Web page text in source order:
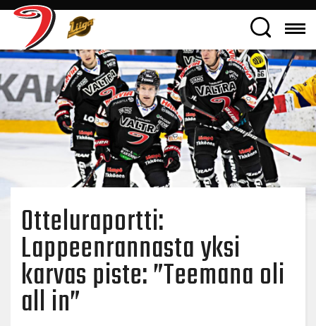
Otteluraportti:
Lappeenrannasta yksi
karvas piste: ”Teemana oli
all in”